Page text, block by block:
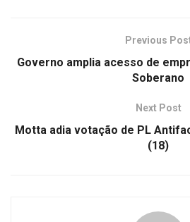
Previous
Governo amplia acesso de
Soberano
Next Post
Motta adia votação de PL
(18)